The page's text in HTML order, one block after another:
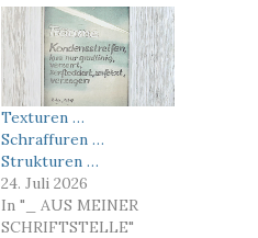
Texturen …
Schraffuren …
Strukturen …
24. Juli 2026
In "_ AUS MEINER
SCHRIFTSTELLE"